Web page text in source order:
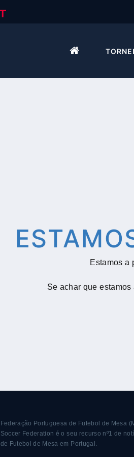
Estamos a
Se achar que
Federação Portuguesa de Futebol de Mesa
Soccer Federation é o seu recurso nº1 de
de Futebol de Mesa em Portugal.